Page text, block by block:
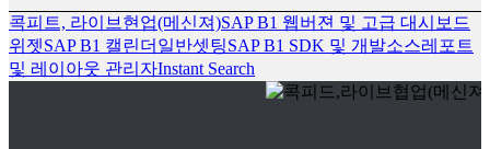
콕피트, 라이브현업(메신져)SAP B1 웹버젼 및 고급 대시보드
위젯SAP B1 캘린더 일반셋팅SAP B1 SDK 및 개발소스레포트
및 레이아웃 관리자Instant Search